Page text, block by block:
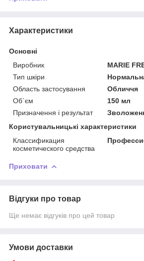
Характеристики
Основні
Виробник
MARIE
Тип шкіри
Область застосування
Обличчя
Об`єм
150 мл
Призначення і результат
Користувальницькі характеристики
Классификация
косметического средства
Приховати
Відгуки про товар
Ще немає відгуків про цей товар
Умови доставки